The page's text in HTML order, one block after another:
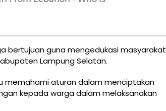
bertujuan guna mengedukasi masyarakat
Lampung Selatan.
memahami aturan dalam menciptakan
kepada warga dalam melaksanakan